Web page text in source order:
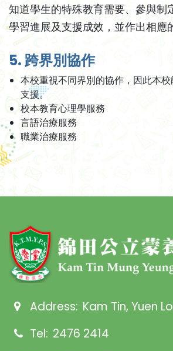
知道學生的特殊教育需要、參與制
學習進展及支援成效，並作出相應
5. 跨界別協作
本校重視不同界別的協作，因此本
支援。
校本教育心理學服務
言語治療服務
職業治療服務
Address: Kam Tin, Yuen
Tel: 2476 2414